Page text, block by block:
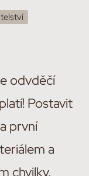
odvděčí
Postavit
první
a
chvilky.